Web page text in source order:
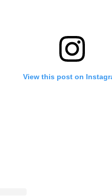
View this post on